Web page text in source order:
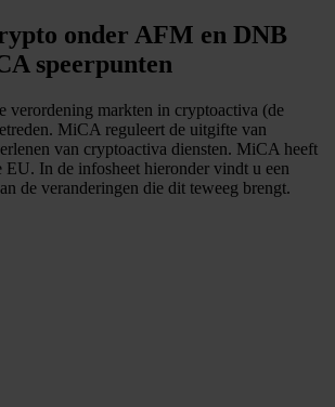
onder AFM en DNB
speerpunten
verordening markten in cryptoactiva (de
MiCA reguleert de uitgifte van
van cryptoactiva diensten. MiCA heeft
In de infosheet hieronder vindt u een
de veranderingen die dit teweeg brengt.